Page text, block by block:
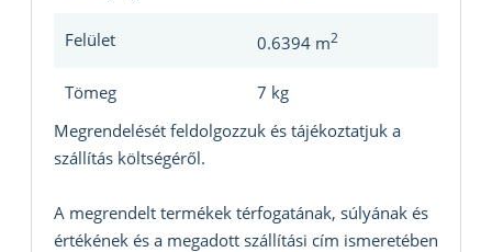
Felület 0.6394 m2
Tömeg
7 kg
Megrendelését feldolgozzuk és tájékoztatjuk a
szállítás költségéről.
A megrendelt termékek térfogatának, súlyának és
értékének és a megadott szállítási cím ismeretében